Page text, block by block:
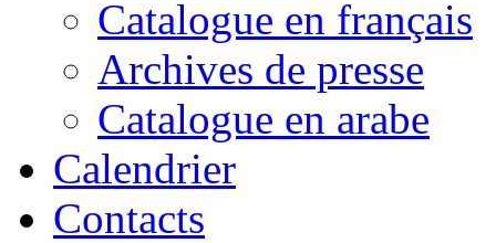
Catalogue en français
Archives de presse
Catalogue en arabe
Calendrier
Contacts